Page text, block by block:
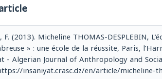
F. (2013). Micheline THOMAS-DESPLEBIN,
» : une école de la réussite, Paris,
- Algerian Journal of Anthropology and
insaniyat.crasc.dz/en/article/micheline-